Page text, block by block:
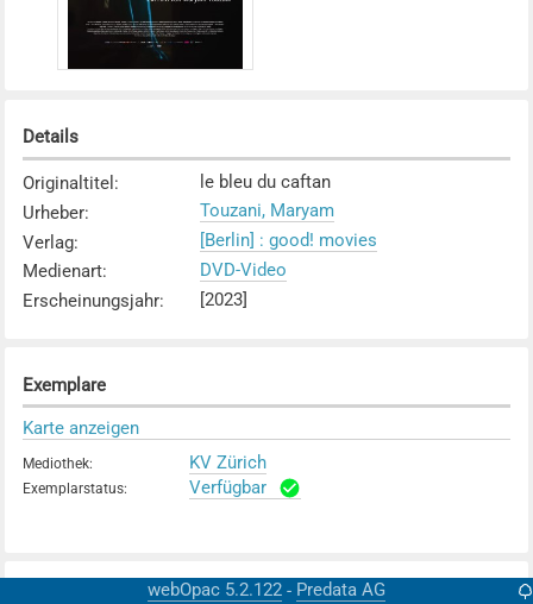
Details
Originaltitel :
le bleu du caftan
Urheber:
Touzani, Maryam
Verlag:
[Berlin] : good! movies
Medienart:
DVD-Video
Erscheinungsjahr: [2023]
Exemplare
Karte anzeigen
Mediothek: KV Zürich
Exemplarstatus: Verfügbar
webOpac 5.2.122 - Predata AG